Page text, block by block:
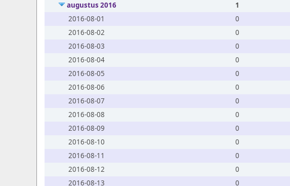
augustus 2016
1
2016-08-01
0
2016-08-02
0
2016-08-03
0
2016-08-04
0
2016-08-05
0
2016-08-06
0
2016-08-07
0
2016-08-08
0
2016-08-09
0
2016-08-10
0
2016-08-11
0
2016-08-12
0
2016-08-13
0